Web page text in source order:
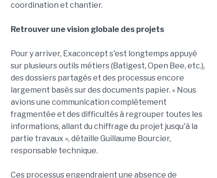
coordination et chantier.
Retrouver une vision globale des projets
Pour y arriver, Exaconcept s'est longtemps appuyé
sur plusieurs outils métiers (Batigest, Open Bee, etc.),
des dossiers partagés et des processus encore
largement basés sur des documents papier. « Nous
avions une communication complètement
fragmentée et des difficultés à regrouper toutes les
informations, allant du chiffrage du projet jusqu'à la
partie travaux », détaille Guillaume Bourcier,
responsable technique.
Ces processus engendraient une absence de